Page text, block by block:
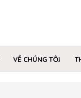
VỀ CHÚNG TÔI